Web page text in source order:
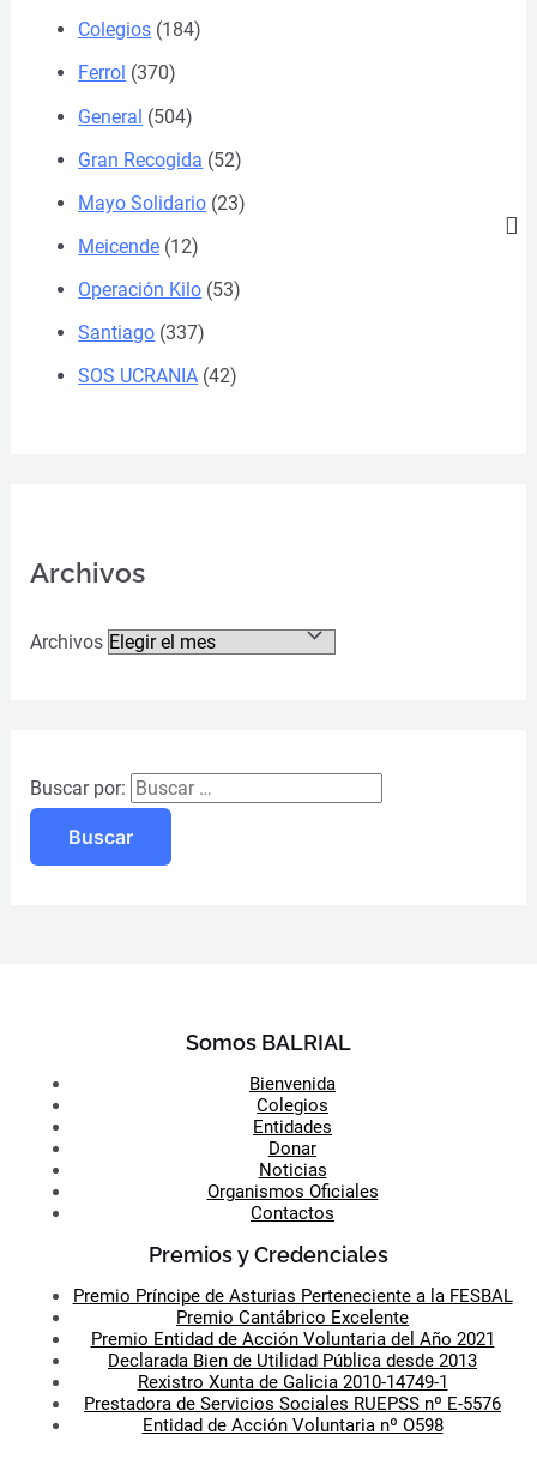
Colegios (184)
Ferrol (370)
General (504)
Gran Recogida (52)
Mayo Solidario (23)
Meicende (12)
Operación Kilo (53)
Santiago (337)
SOS UCRANIA (42)
Archivos
Archivos
Buscar por:
Somos BALRIAL
Bienvenida
Colegios
Entidades
Donar
Noticias
Organismos Oficiales
Contactos
Premios y Credenciales
Premio Príncipe de Asturias Perteneciente a la FESBAL
Premio Cantábrico Excelente
Premio Entidad de Acción Voluntaria del Año 2021
Declarada Bien de Utilidad Pública desde 2013
Rexistro Xunta de Galicia 2010-14749-1
Prestadora de Servicios Sociales RUEPSS nº E-5576
Entidad de Acción Voluntaria nº O598